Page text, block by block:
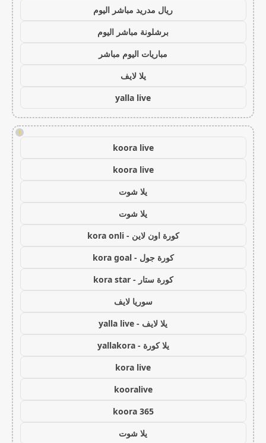
ريال مدريد مباشر اليوم
برشلونة مباشر اليوم
مباريات اليوم مباشر
يلا لايف
yalla live
!
koora live
koora live
يلا شوت
يلا شوت
كورة اون لاين - kora onli
كورة جول - kora goal
كورة ستار - kora star
سوريا لايف
يلا لايف - yalla live
يلا كورة - yallakora
kora live
kooralive
koora 365
يلا شوت